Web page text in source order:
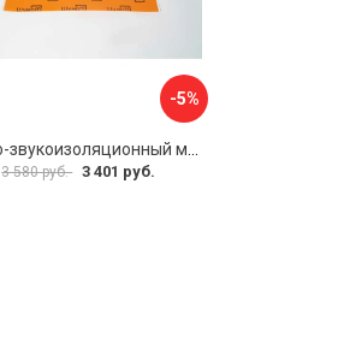
-5%
3 580 руб. 3 401 руб.